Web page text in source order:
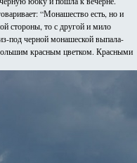
“Монашество есть, но и
стороны, то с другой и мило
под черной монашеской выпала-
красным цветком. Красными